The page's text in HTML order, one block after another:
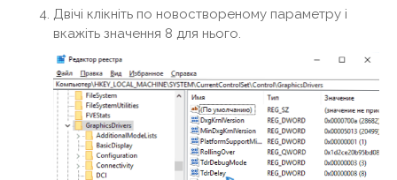
Двічі клікніть по новоствореному параметру і
вкажіть значення 8 для нього.